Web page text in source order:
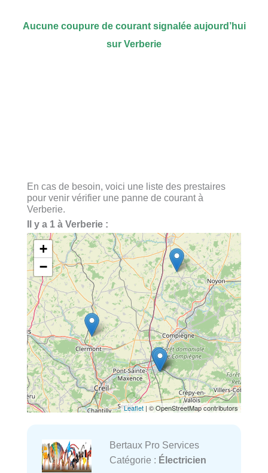
Aucune coupure de courant signalée aujourd’hui
sur Verberie
En cas de besoin, voici une liste des prestaires
pour venir vérifier une panne de courant à
Verberie.
Il y a 1 à Verberie :
+
−
Leaflet | © OpenStreetMap contributors
Bertaux Pro Services
Catégorie : Électricien